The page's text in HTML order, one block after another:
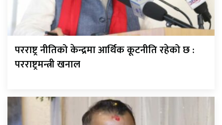
परराष्ट्र नीतिको केन्द्रमा आर्थिक कूटनीति रहेको छ :
परराष्ट्रमन्त्री खनाल